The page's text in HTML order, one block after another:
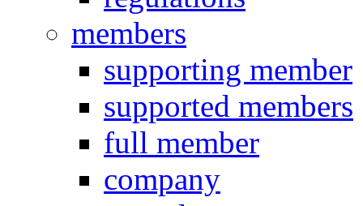
members
supporting member
supported members
full member
company